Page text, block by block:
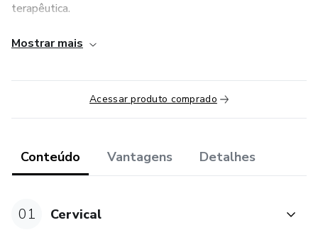
terapêutica.
Comece agora mesmo a pensar de maneira integrativa e
Extras: o canal do whatsapp estará disponível para que
tire suas dúvidas diretamente comigo e que eu possa te
mais importante!
etapa na construção dessa nova etapa !!
Mostrar mais
Acessar produto comprado
Conteúdo Vantagens Detalhes
01 Cervical